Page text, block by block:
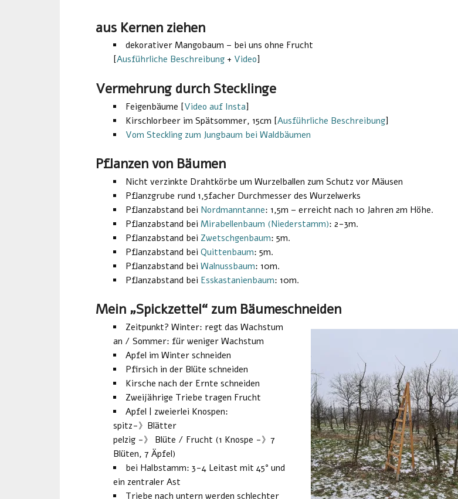
aus Kernen ziehen
dekorativer Mangobaum – bei uns ohne Frucht
[Ausführliche Beschreibung + Video]
Vermehrung durch Stecklinge
Feigenbäume [Video auf Insta]
Kirschlorbeer im Spätsommer, 15cm [Ausführliche Beschreibung]
Vom Steckling zum Jungbaum bei Waldbäumen
Pflanzen von Bäumen
Nicht verzinkte Drahtkörbe um Wurzelballen zum Schutz vor Mäusen
Pflanzgrube rund 1,5facher Durchmesser des Wurzelwerks
Pflanzabstand bei Nordmanntanne: 1,5m – erreicht nach 10 Jahren 2m Höhe.
Pflanzabstand beiMirabellenbaum (Niederstamm): 2-3m.
Pflanzabstand bei Zwetschgenbaum: 5m.
Pflanzabstand beiQuittenbaum: 5m.
Pflanzabstand beiWalnussbaum: 10m.
Pflanzabstand bei Esskastanienbaum: 10m.
Mein „Spickzettel“ zum Bäumeschneiden
Zeitpunkt? Winter: regt das Wachstum
an / Sommer: für weniger Wachstum
Apfel im Winter schneiden
Pfirsich in der Blüte schneiden
Kirsche nach der Ernte schneiden
Zweijährige Triebe tragen Frucht
Apfel | zweierlei Knospen:
spitz-》Blätter
pelzig -》 Blüte / Frucht (1 Knospe -》7
Blüten, 7 Äpfel)
bei Halbstamm: 3-4 Leitast mit 45° und
ein zentraler Ast
Triebe nach untern werden schlechter